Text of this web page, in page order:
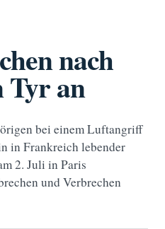
nach
an
bei einem Luftangriff
in Frankreich lebender
2. Juli in Paris
und Verbrechen